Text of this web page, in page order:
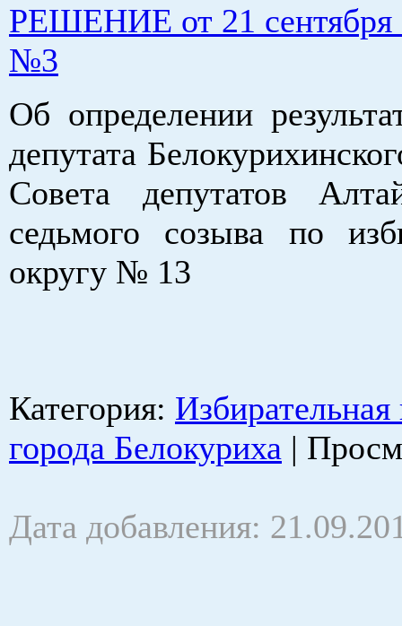
РЕШЕНИЕ от 21 сентября
№3
Об определении
депутата
Совета депутатов
седьмого созыва по
округу № 13
Категория: Избирательная
города Белокуриха |
Дата добавления: